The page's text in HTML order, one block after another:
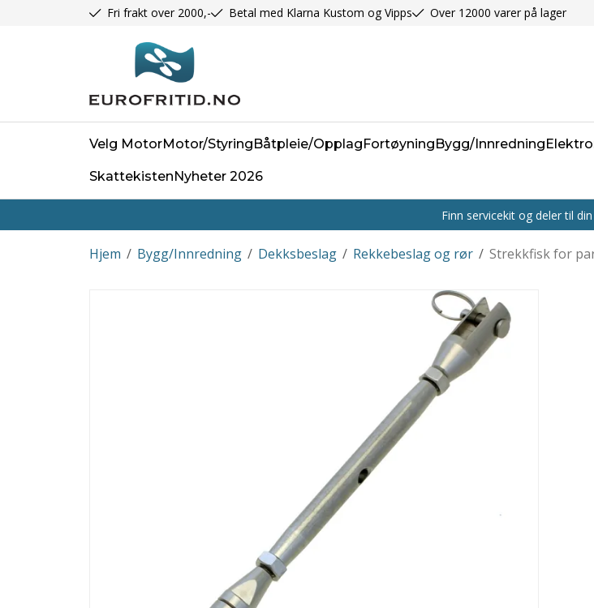
Fri frakt over 2000,- Betal med Klarna Kustom og Vipps Over 12000 varer på lager
Velg MotorMotor/StyringBåtpleie/OpplagFortøyningBygg/Innredning
SkattekistenNyheter 2026
Finn servicekit og deler til
/
Hjem /
Bygg/Innredning /
Dekksbeslag /
Rekkebeslag og rør Strekkfisk for